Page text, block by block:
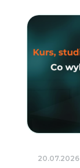
20.07.2026